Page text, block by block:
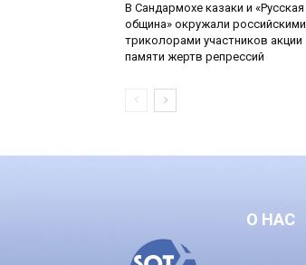
В Сандармохе казаки и «Русская
община» окружали российскими
триколорами участников акции
памяти жертв репрессий
О НАС